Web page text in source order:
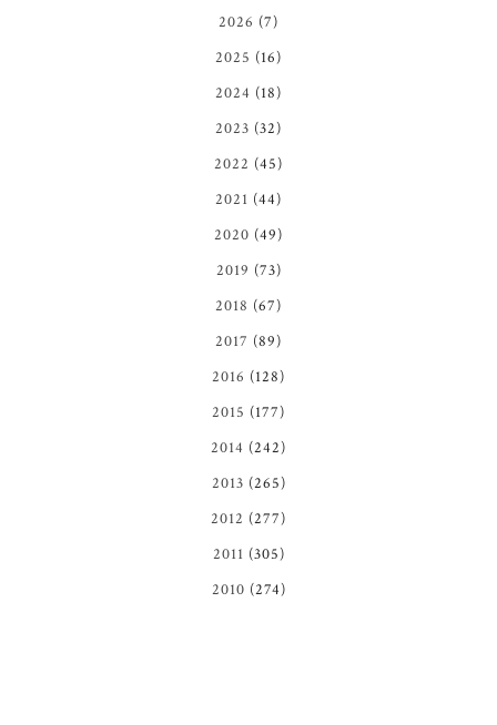
2026 (7)
2025 (16)
2024 (18)
2023 (32)
2022 (45)
2021 (44)
2020 (49)
2019 (73)
2018 (67)
2017 (89)
2016 (128)
2015 (177)
2014 (242)
2013 (265)
2012 (277)
2011 (305)
2010 (274)